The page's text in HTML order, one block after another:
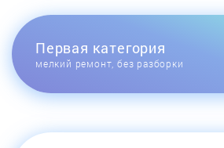
Первая категория
мелкий ремонт, без разборки